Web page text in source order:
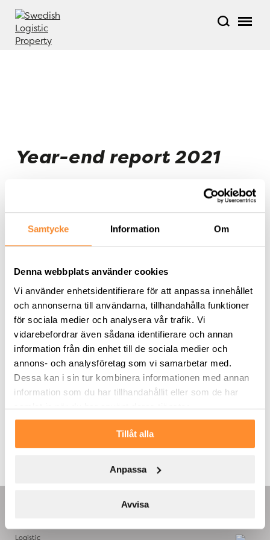
Samtycke Information Om
Denna webbplats använder cookies
Vi använder enhetsidentifierare för att anpassa innehållet
och annonserna till användarna, tillhandahålla funktioner
för sociala medier och analysera vår trafik. Vi
vidarebefordrar även sådana identifierare och annan
information från din enhet till de sociala medier och
annons- och analysföretag som vi samarbetar med.
Dessa kan i sin tur kombinera informationen med annan
information som du har tillhandahållit eller som de har
samlat in när du har använt deras tjänster.
Tillåt alla
Anpassa
Avvisa
Year-end report 2021
Year-end report 2021